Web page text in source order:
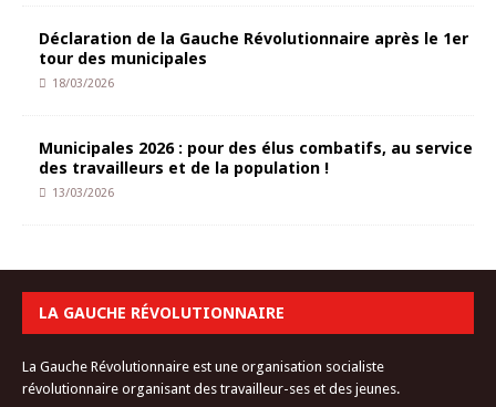
Déclaration de la Gauche Révolutionnaire après le 1er
tour des municipales
18/03/2026
Municipales 2026 : pour des élus combatifs, au service
des travailleurs et de la population !
13/03/2026
LA GAUCHE RÉVOLUTIONNAIRE
La Gauche Révolutionnaire est une organisation socialiste
révolutionnaire organisant des travailleur-ses et des jeunes.